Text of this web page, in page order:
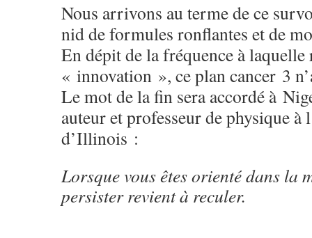
Nous arrivons au terme de ce
nid de formules ronflantes et de
En dépit de la fréquence à
« innovation », ce plan cancer 3
Le mot de la fin sera accordé à
auteur et professeur de physique à
d’Illinois :
Lorsque vous êtes orienté dans la
persister revient à reculer.